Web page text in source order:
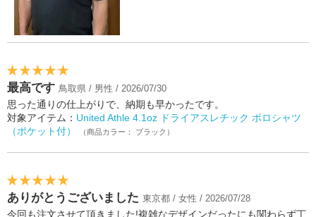
最高です 鳥取県 / 男性 / 2026/07/30
思った通りの仕上がりで、納期も早かったです。
対象アイテム： United Athle 4.1oz ドライアスレチック ポロシャツ
（ポケット付）
（商品カラー： ブラック）
ありがとうございました 東京都 / 女性 / 2026/07/28
今回も注文させて頂きました!複雑なデザインだったにも関わらず丁